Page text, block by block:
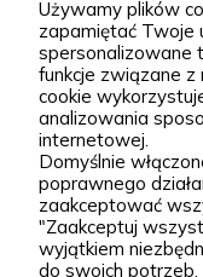
większe
stoją Wiktor i
dobierają każdą
ofercie. W
sprawdzone,
bardziej
oraz sadzonki do
nas
Podgórna 9, 97-
+48 793 037 145
Kategorie
Używamy plików
zapamiętać Twoje
spersonalizowane
funkcje związane z
cookie
analizowania
internetowej.
Domyślnie
poprawnego
zaakceptować
"Zaakceptuj
wyjątkiem
do swoich